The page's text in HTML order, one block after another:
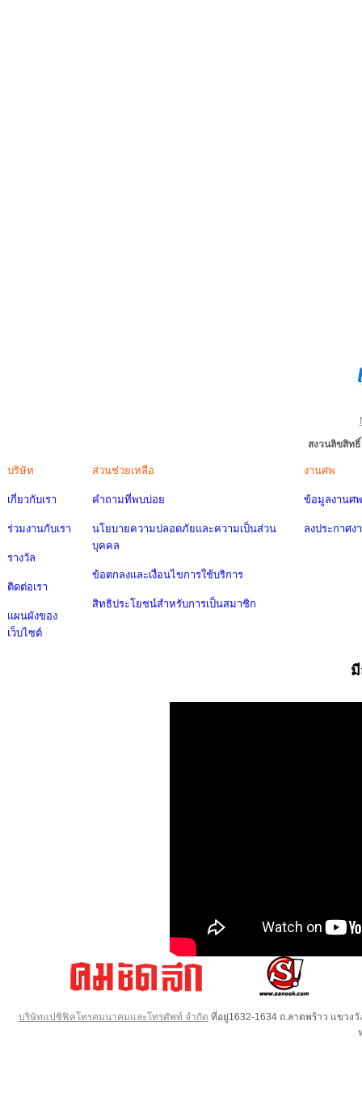
สงวนลิขสิท
บริษัท
เกี่ยวกับเรา
ร่วมงานกับเรา
รางวัล
ติดต่อเรา
แผนผังของ
เว็บไซต์
ส่วนช่วยเหลือ
คำถามที่พบบ่อย
นโยบายความปลอดภัยและความเป็นส่วน
บุคคล
ข้อตกลงและเงื่อนไขการใช้บริการ
สิทธิประโยชน์สำหรับการเป็นสมาชิก
งานศพ
ข้อมูลงานศพ
ลงประกาศง
บริษัทแปซิฟิคโทรคมนาคมและโทรศัพท์ จำกัด ที่อยู่1632-1634 ถ.ลาดพร้าว แขวง